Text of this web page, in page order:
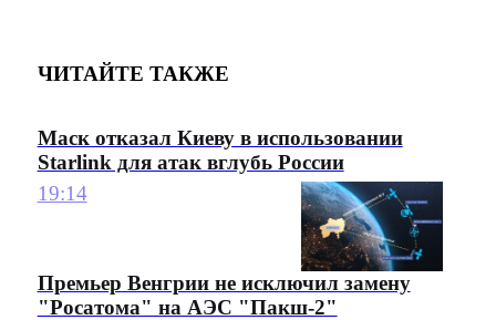
ЧИТАЙТЕ ТАКЖЕ
Маск отказал Киеву в использовании
Starlink для атак вглубь России
19:14
Премьер Венгрии не исключил замену
"Росатома" на АЭС "Пакш-2"